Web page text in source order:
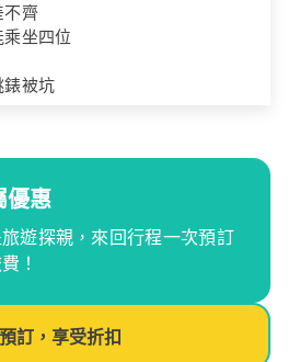
不齊
坐四位
被坑
優惠
遊探親，來回行程一次預訂
！
訂，享受折扣